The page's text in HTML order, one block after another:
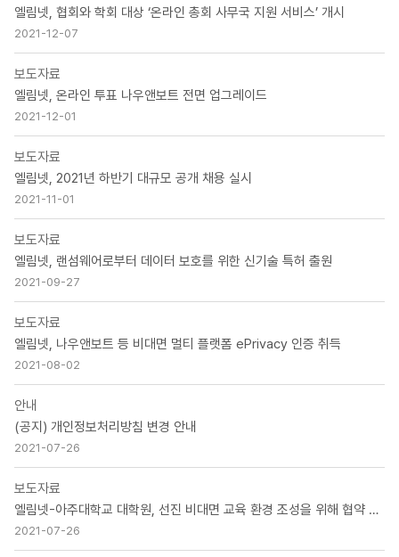
엘림넷, 협회와 학회 대상 ‘온라인 총회 사무국 지원 서비스’ 개시
2021-12-07
보도자료
엘림넷, 온라인 투표 나우앤보트 전면 업그레이드
2021-12-01
보도자료
엘림넷, 2021년 하반기 대규모 공개 채용 실시
2021-11-01
보도자료
엘림넷, 랜섬웨어로부터 데이터 보호를 위한 신기술 특허 출원
2021-09-27
보도자료
엘림넷, 나우앤보트 등 비대면 멀티 플랫폼 ePrivacy 인증 취득
2021-08-02
안내
(공지) 개인정보처리방침 변경 안내
2021-07-26
보도자료
엘림넷-아주대학교 대학원, 선진 비대면 교육 환경 조성을 위해 협약 체결
2021-07-26